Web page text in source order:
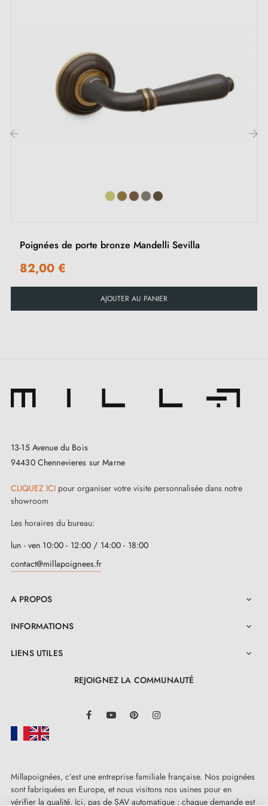
Poignées de porte bronze Mandelli Sevilla
82,00 €
AJOUTER AU PANIER
13-15 Avenue du Bois
94430 Chennevieres sur Marne
CLIQUEZ ICI pour organiser votre visite personnalisée dans notre
showroom
Les horaires du bureau:
lun - ven 10:00 - 12:00 / 14:00 - 18:00
contact@millapoignees.fr
A PROPOS 
INFORMATIONS 
LIENS UTILES 
REJOIGNEZ LA COMMUNAUTÉ
FacebookYouTube Pinterest
Millapoignées, c’est une entreprise familiale française. Nos poignées
sont fabriquées en Europe, et nous visitons nos usines pour en
vérifier la qualité. Ici, pas de SAV automatique : chaque demande est